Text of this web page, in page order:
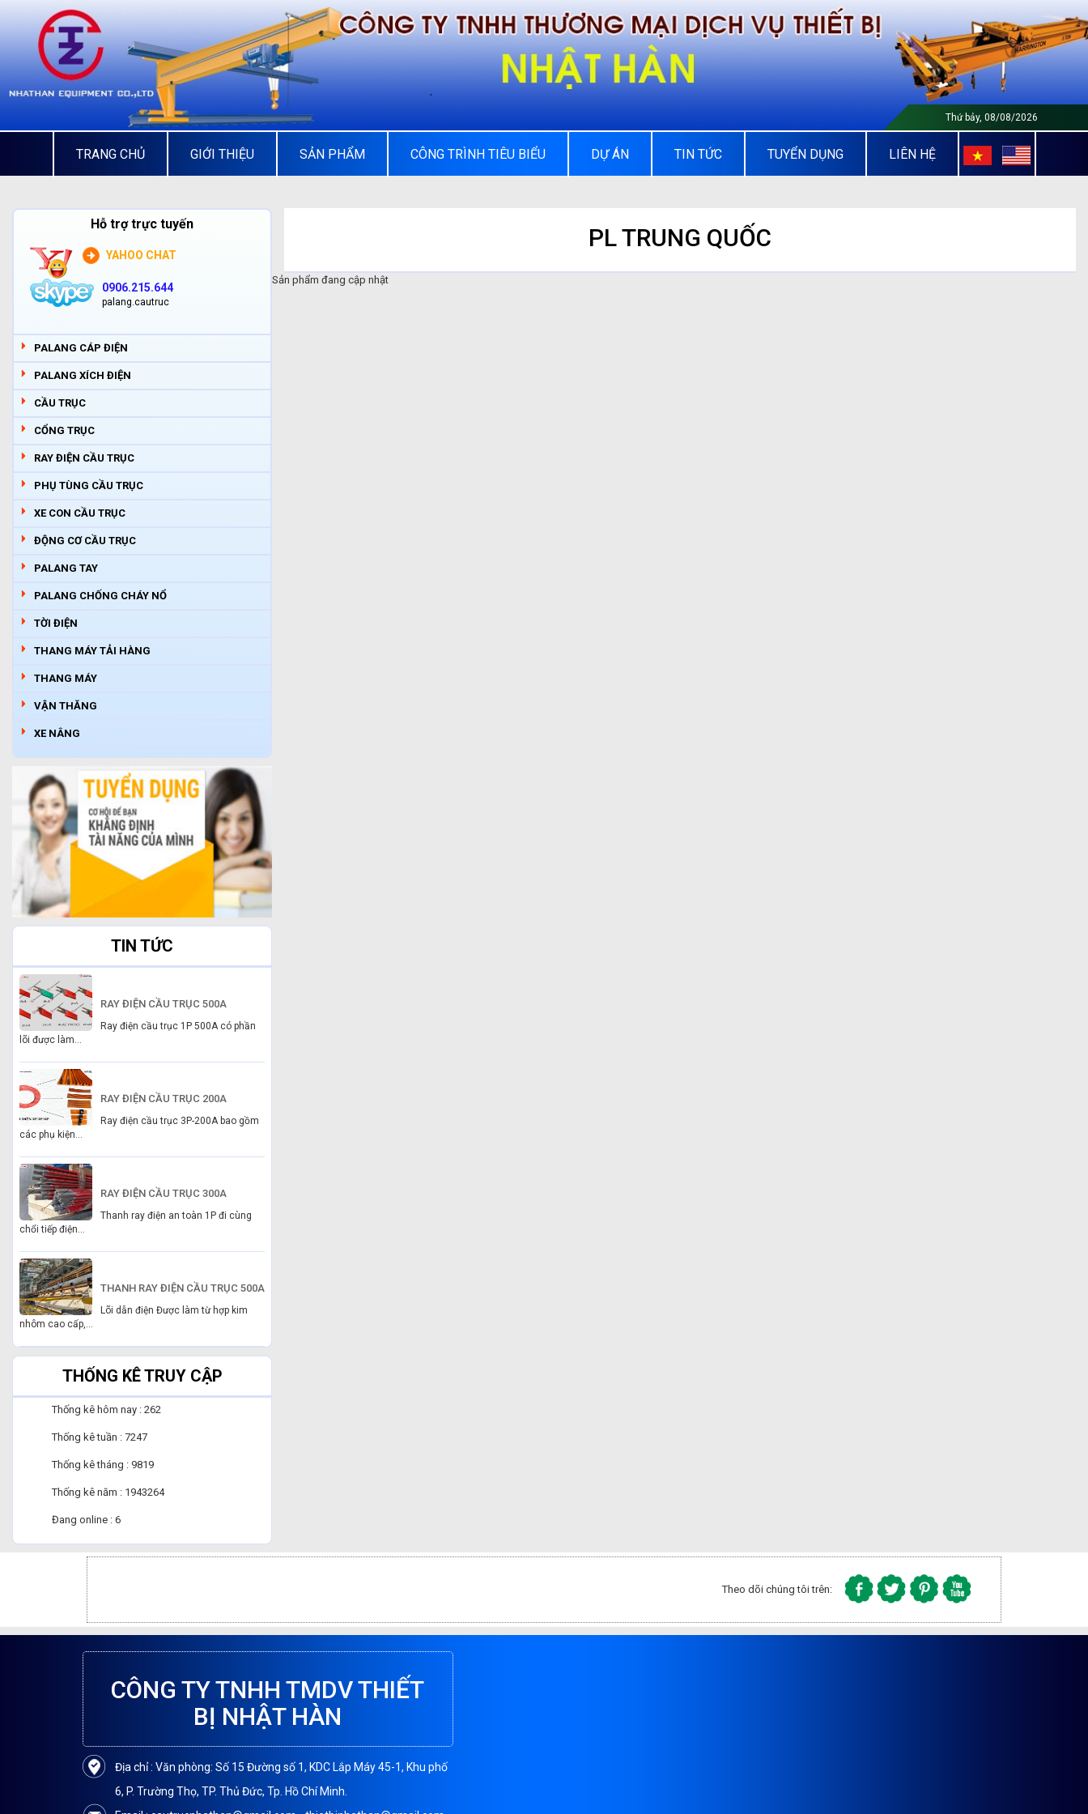
Thứ bảy, 08/08/2026
TRANG CHỦ GIỚI THIỆU SẢN PHẨM CÔNG TRÌNH TIÊU BIỂU DỰ ÁN TIN TỨC TUYỂN DỤNG LIÊN HỆ
Hỗ trợ trực tuyến
YAHOO CHAT
0906.215.644
palang.cautruc
PALANG CÁP ĐIỆN
PALANG XÍCH ĐIỆN
CẦU TRỤC
CỔNG TRỤC
RAY ĐIỆN CẦU TRỤC
PHỤ TÙNG CẦU TRỤC
XE CON CẦU TRỤC
ĐỘNG CƠ CẦU TRỤC
PALANG TAY
PALANG CHỐNG CHÁY NỔ
TỜI ĐIỆN
THANG MÁY TẢI HÀNG
THANG MÁY
VẬN THĂNG
XE NÂNG
TIN TỨC
RAY ĐIỆN CẦU TRỤC 500A
Ray điện cầu trục 1P 500A có phần
lõi được làm...
RAY ĐIỆN CẦU TRỤC 200A
Ray điện cầu trục 3P-200A bao gồm
các phụ kiện...
RAY ĐIỆN CẦU TRỤC 300A
Thanh ray điện an toàn 1P đi cùng
chổi tiếp điện...
THANH RAY ĐIỆN CẦU TRỤC 500A
Lõi dẫn điện Được làm từ hợp kim
nhôm cao cấp,...
THỐNG KÊ TRUY CẬP
Thống kê hôm nay : 262
Thống kê tuần : 7247
Thống kê tháng : 9819
Thống kê năm : 1943264
Đang online : 6
PL TRUNG QUỐC
Sản phẩm đang cập nhật
Theo dõi chúng tôi trên:
CÔNG TY TNHH TMDV THIẾT
BỊ NHẬT HÀN
Địa chỉ : Văn phòng: Số 15 Đường số 1, KDC Lắp Máy 45-1, Khu phố
6, P. Trường Thọ, TP. Thủ Đức, Tp. Hồ Chí Minh.